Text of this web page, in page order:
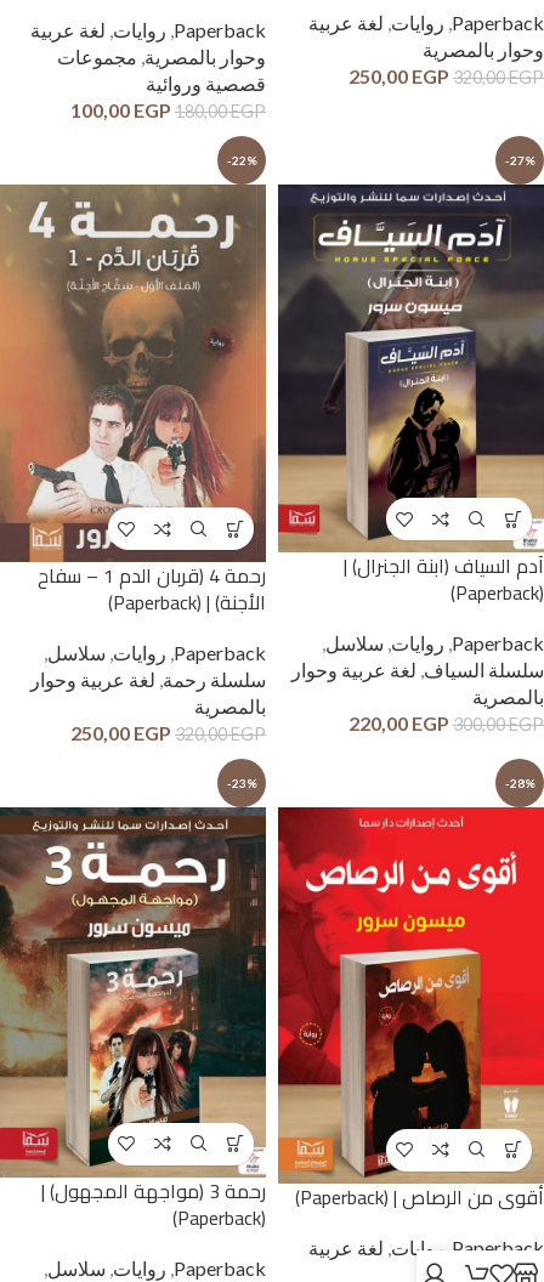
Paperback
, روايات, لغة عربية
وحوار بالمصرية
320,00EGP
250,00 EGP
Paperback
, روايات, لغة عربية
وحوار بالمصرية, مجموعات
قصصية وروائية
180,00EGP
100,00 EGP
-27%
آدم السياف (ابنة الجنرال) |
(Paperback)
Paperback
, روايات, سلاسل,
سلسلة السياف, لغة عربية وحوار
بالمصرية
300,00EGP
220,00 EGP
-22%
رحمة 4 (قربان الدم 1 – سفاح
الأجنة) | (Paperback)
Paperback
, روايات, سلاسل,
سلسلة رحمة, لغة عربية وحوار
بالمصرية
320,00EGP
250,00 EGP
-28%
أقوى من الرصاص | (Paperback)
Paperback روايات, لغة عربية
وحوار بالمصرية
-23%
رحمة 3 (مواجهة المجهول) |
(Paperback)
Paperback روايات سلاسل